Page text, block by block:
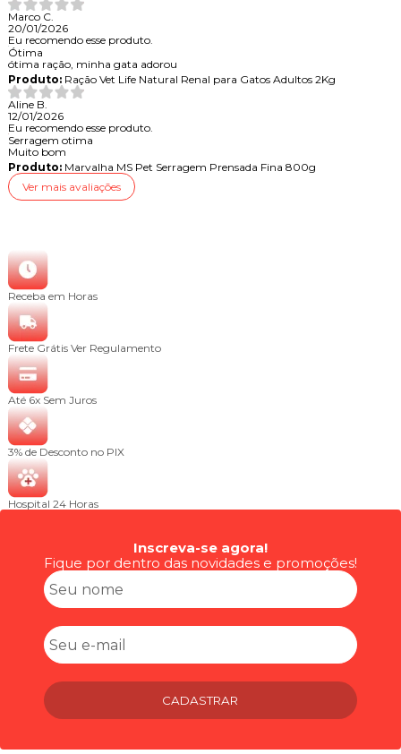
Marco C.
20/01/2026
Eu recomendo esse produto.
Ótima
ótima ração, minha gata adorou
Produto:Ração Vet Life Natural Renal para Gatos Adultos 2Kg
Aline B.
12/01/2026
Eu recomendo esse produto.
Serragem otima
Muito bom
Produto:Marvalha MS Pet Serragem Prensada Fina 800g
Ver mais avaliações
Receba em Horas
Frete Grátis Ver Regulamento
Até 6x Sem Juros
3% de Desconto no PIX
Hospital 24 Horas
Inscreva-se agora!
Fique por dentro das novidades e promoções!
CADASTRAR